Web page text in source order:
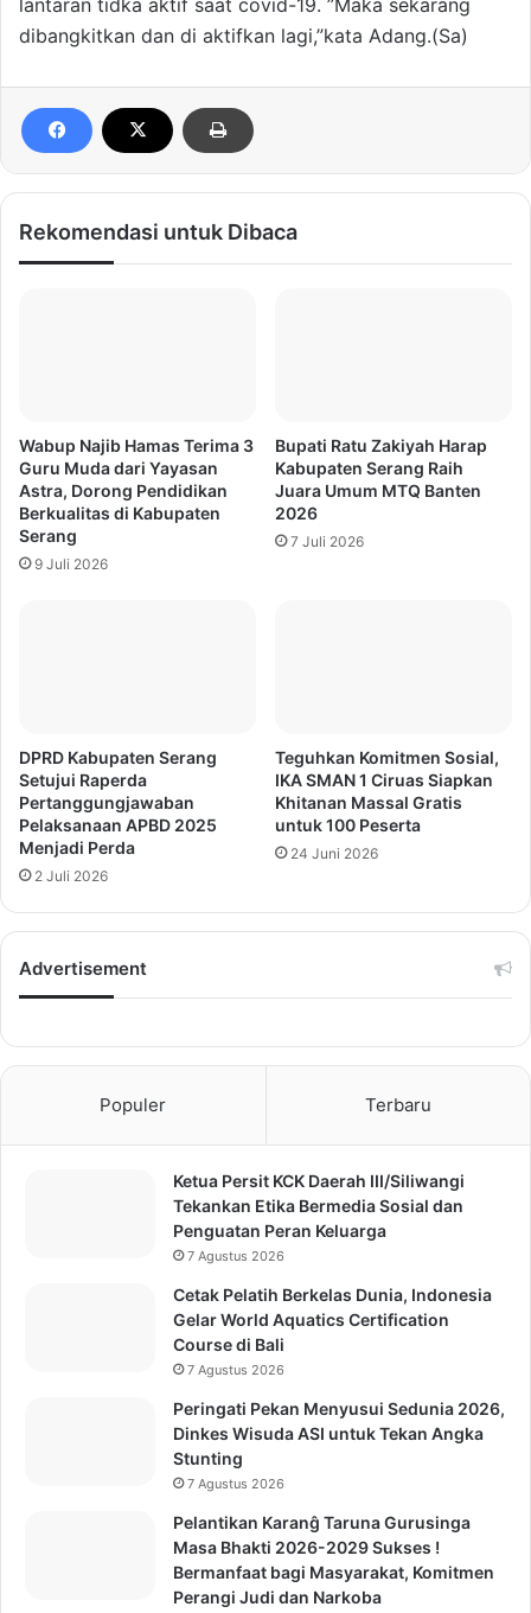
lantaran tidka aktif saat covid-19. ”Maka sekarang
dibangkitkan dan di aktifkan lagi,”kata Adang.(Sa)
Rekomendasi untuk Dibaca
Wabup Najib Hamas Terima 3
Guru Muda dari Yayasan
Astra, Dorong Pendidikan
Berkualitas di Kabupaten
Serang
9 Juli 2026
Bupati Ratu Zakiyah Harap
Kabupaten Serang Raih
Juara Umum MTQ Banten
2026
7 Juli 2026
DPRD Kabupaten Serang
Setujui Raperda
Pertanggungjawaban
Pelaksanaan APBD 2025
Menjadi Perda
2 Juli 2026
Teguhkan Komitmen Sosial,
IKA SMAN 1 Ciruas Siapkan
Khitanan Massal Gratis
untuk 100 Peserta
24 Juni 2026
Advertisement
Populer Terbaru
Ketua Persit KCK Daerah III/Siliwangi
Tekankan Etika Bermedia Sosial dan
Penguatan Peran Keluarga
7 Agustus 2026
Cetak Pelatih Berkelas Dunia, Indonesia
Gelar World Aquatics Certification
Course di Bali
7 Agustus 2026
Peringati Pekan Menyusui Sedunia 2026,
Dinkes Wisuda ASI untuk Tekan Angka
Stunting
7 Agustus 2026
Pelantikan Karanĝ Taruna Gurusinga
Masa Bhakti 2026-2029 Sukses !
Bermanfaat bagi Masyarakat, Komitmen
Perangi Judi dan Narkoba